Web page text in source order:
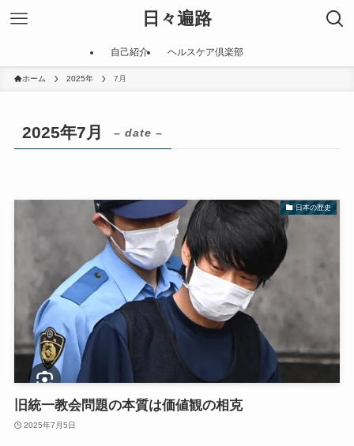
日々遍路
自己紹介 ヘルスケア倶楽部
ホーム 2025年 7月
2025年7月 – date –
日本の歴史
旧統一教会問題の本質は価値観の相克
2025年7月5日